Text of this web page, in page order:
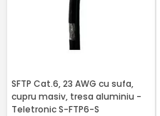
SFTP Cat.6, 23 AWG cu sufa,
cupru masiv, tresa aluminiu -
Teletronic S-FTP6-S